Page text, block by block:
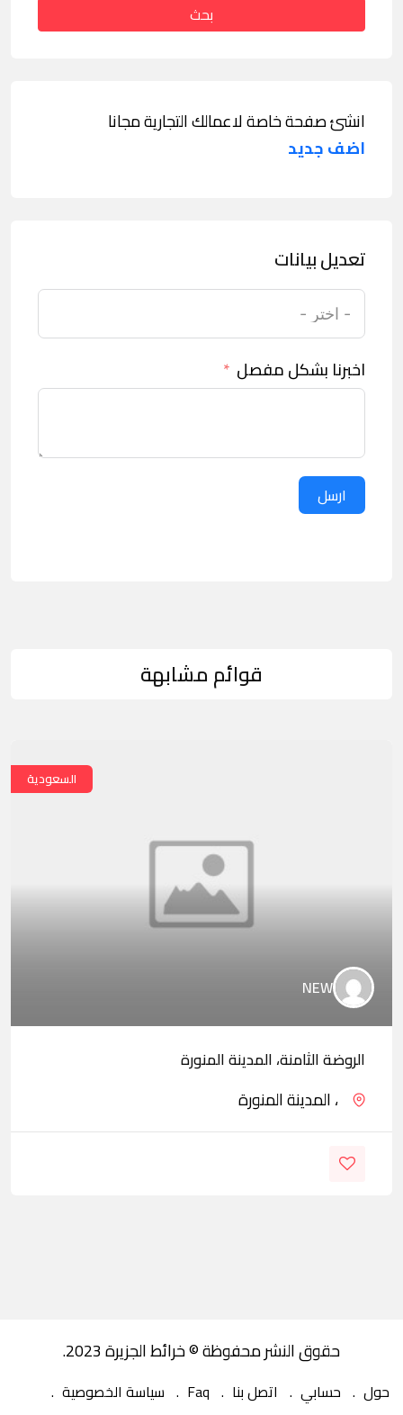
بحث
انشئ صفحة خاصة لاعمالك التجارية مجانا
اضف جديد
تعديل بيانات
اخبرنا بشكل مفصل
ارسل
قوائم مشابهة
السعودية
NEW
الروضة الثامنة، المدينة المنورة
، المدينة المنورة
حقوق النشر محفوظة © خرائط الجزيرة 2023.
حول حسابي اتصل بنا Faq
سياسة الخصوصية